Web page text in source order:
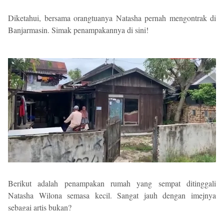
Diketahui, bersama orangtuanya Natasha pernah mengontrak di
Banjarmasin. Simak penampakannya di sini!
Berikut adalah penampakan rumah yang sempat ditinggali
Natasha Wilona semasa kecil. Sangat jauh dengan imejnya
sebagai artis bukan?